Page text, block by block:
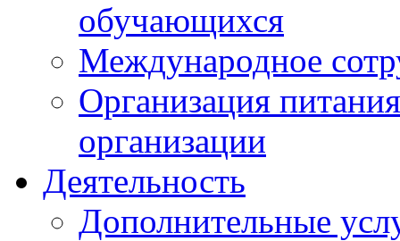
обучающихся
Международное
Организация
организации
Деятельность
Дополнительные